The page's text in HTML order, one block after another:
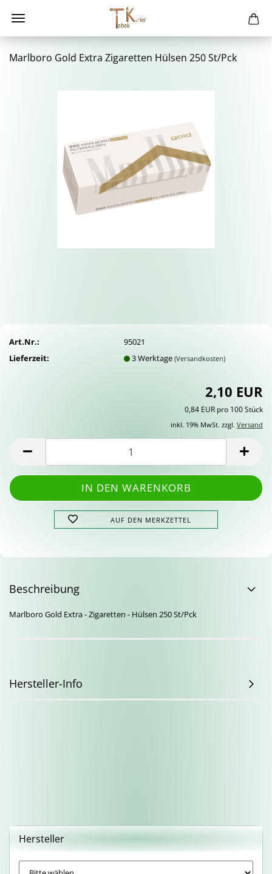
Marl­bo­ro Gold Extra Zi­ga­ret­ten Hül­sen 250 St/Pck
Art.Nr.:
95021
Lieferzeit:
3 Werktage(Versandkosten)
2,10 EUR
0,84 EUR pro 100 Stück
inkl. 19% MwSt. zzgl. Versand
AUF DEN MERKZETTEL
Beschreibung
Marlboro Gold Extra - Zigaretten - Hülsen 250 St/Pck
Hersteller-Info
Hersteller